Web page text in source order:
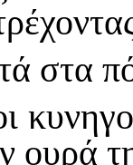
στα
ουρά